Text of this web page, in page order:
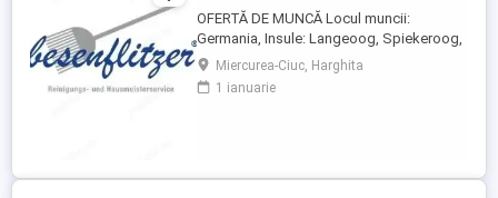
OFERTĂ DE MUNCĂ Locul muncii:
Germania, Insule: Langeoog, Spiekeroog,
Norderney Besenflitzer GmbH este o firmă
specializată în curățarea locuințelor, dar și
a altor facilități, cum ar fi școli, gări,
Miercurea-Ciuc, Harghita
1 ianuarie